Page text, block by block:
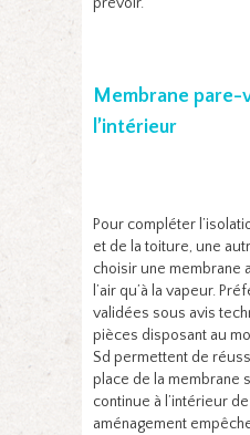
prévoir.
Membrane pare-
l’intérieur
Pour compléter
et de la toiture, une
choisir une membrane
l’air qu’à la vapeur.
validées sous avis
pièces disposant au
Sd permettent de
place de la membrane
continue à l’intérieur
aménagement